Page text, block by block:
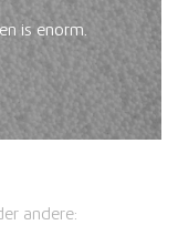
is enorm.
andere: